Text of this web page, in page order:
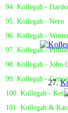
94. Kollegah -
95. Kollegah - Nero
96. Kollegah -
97. Kollegah -
98. Kollegah - John
99. Kollegah -
100. Kollegah -
101. Kollegah &
27.